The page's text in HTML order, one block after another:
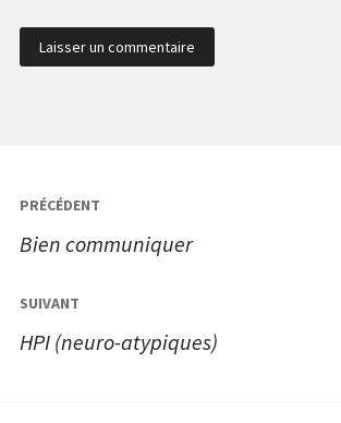
Navigation
de
PRÉCÉDENT
Bien communiquer
SUIVANT
HPI (neuro-atypiques)